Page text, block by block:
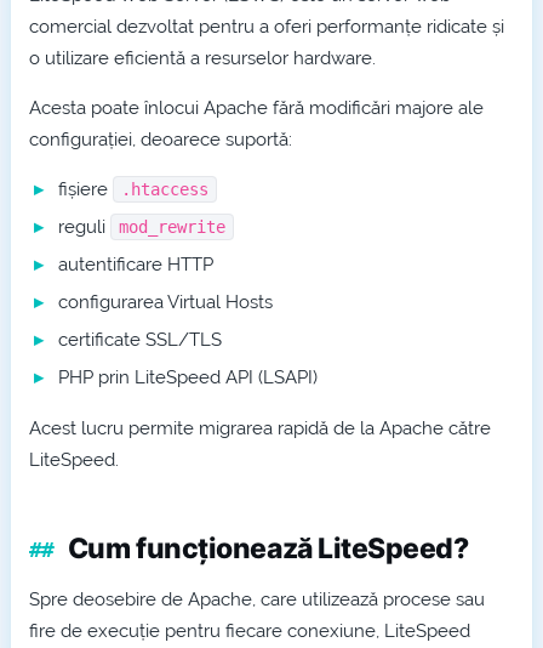
comercial dezvoltat pentru a oferi performanțe ridicate și
o utilizare eficientă a resurselor hardware.
Acesta poate înlocui Apache fără modificări majore ale
configurației, deoarece suportă:
fișiere .htaccess
reguli mod_rewrite
autentificare HTTP
configurarea Virtual Hosts
certificate SSL/TLS
PHP prin LiteSpeed API (LSAPI)
Acest lucru permite migrarea rapidă de la Apache către
LiteSpeed.
Cum funcționează LiteSpeed?
Spre deosebire de Apache, care utilizează procese sau
fire de execuție pentru fiecare conexiune, LiteSpeed